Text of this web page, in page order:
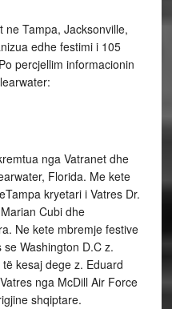
Tampa, Jacksonville,
edhe festimi i 105
percjellim informacionin
nga Vatranet dhe
Florida. Me kete
kryetari i Vatres Dr.
Cubi dhe
Ne kete mbremje festive
Washington D.C z.
kesaj dege z. Eduard
nga McDill Air Force
shqiptare.